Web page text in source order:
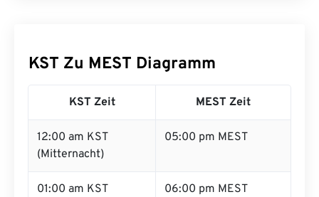
KST Zu MEST Diagramm
KST Zeit MEST Zeit
12:00 am KST
(Mitternacht)
05:00 pm MEST
01:00 am KST 06:00 pm MEST